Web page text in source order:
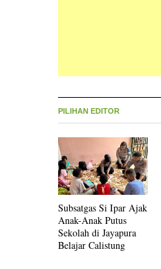
PILIHAN EDITOR
Subsatgas Si Ipar Ajak
Anak-Anak Putus
Sekolah di Jayapura
Belajar Calistung